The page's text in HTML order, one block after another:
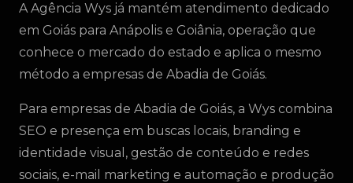
A Agência Wys já mantém atendimento dedicado
em Goiás para Anápolis e Goiânia, operação que
conhece o mercado do estado e aplica o mesmo
método a empresas de Abadia de Goiás.
Para empresas de Abadia de Goiás, a Wys combina
SEO e presença em buscas locais, branding e
identidade visual, gestão de conteúdo e redes
sociais, e-mail marketing e automação e produção